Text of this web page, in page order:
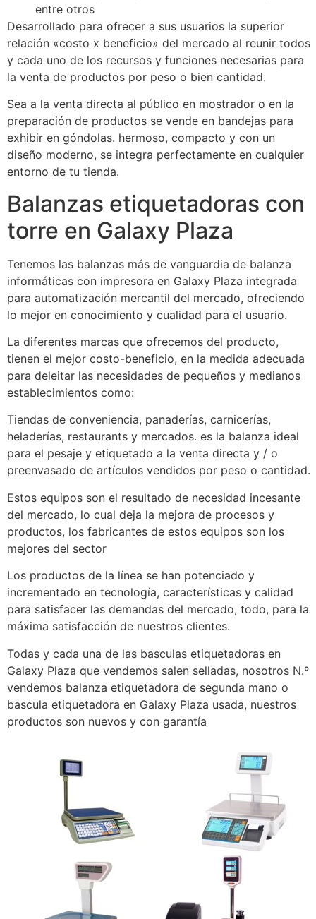
entre otros
Desarrollado para ofrecer a sus usuarios la superior
relación «costo x beneficio» del mercado al reunir todos
y cada uno de los recursos y funciones necesarias para
la venta de productos por peso o bien cantidad.
Sea a la venta directa al público en mostrador o en la
preparación de productos se vende en bandejas para
exhibir en góndolas. hermoso, compacto y con un
diseño moderno, se integra perfectamente en cualquier
entorno de tu tienda.
Balanzas etiquetadoras con
torre en Galaxy Plaza
Tenemos las balanzas más de vanguardia de balanza
informáticas con impresora en Galaxy Plaza integrada
para automatización mercantil del mercado, ofreciendo
lo mejor en conocimiento y cualidad para el usuario.
La diferentes marcas que ofrecemos del producto,
tienen el mejor costo-beneficio, en la medida adecuada
para deleitar las necesidades de pequeños y medianos
establecimientos como:
Tiendas de conveniencia, panaderías, carnicerías,
heladerías, restaurants y mercados. es la balanza ideal
para el pesaje y etiquetado a la venta directa y / o
preenvasado de artículos vendidos por peso o cantidad.
Estos equipos son el resultado de necesidad incesante
del mercado, lo cual deja la mejora de procesos y
productos, los fabricantes de estos equipos son los
mejores del sector
Los productos de la línea se han potenciado y
incrementado en tecnología, características y calidad
para satisfacer las demandas del mercado, todo, para la
máxima satisfacción de nuestros clientes.
Todas y cada una de las basculas etiquetadoras en
Galaxy Plaza que vendemos salen selladas, nosotros N.º
vendemos balanza etiquetadora de segunda mano o
bascula etiquetadora en Galaxy Plaza usada, nuestros
productos son nuevos y con garantía